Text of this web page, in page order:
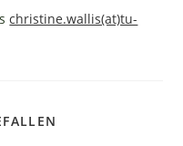
christine.wallis(at)tu-